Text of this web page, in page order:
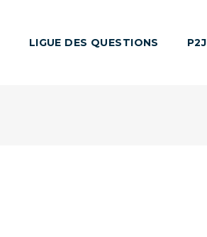
LIGUE DES QUESTIONS P2J